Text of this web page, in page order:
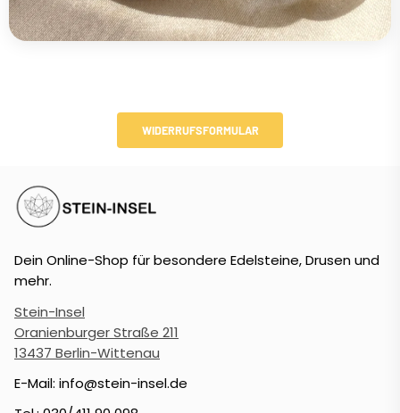
WIDERRUFSFORMULAR
Dein Online-Shop für besondere Edelsteine, Drusen und
mehr.
Stein-Insel
Oranienburger Straße 211
13437 Berlin-Wittenau
E-Mail: info@stein-insel.de